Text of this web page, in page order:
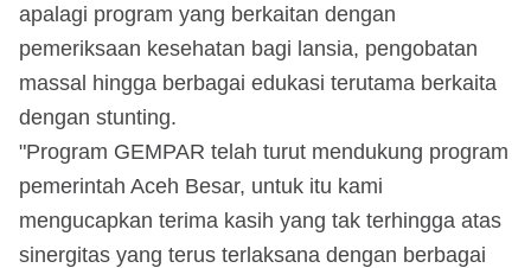
apalagi program yang berkaitan dengan
pemeriksaan kesehatan bagi lansia, pengobatan
massal hingga berbagai edukasi terutama berkaita
dengan stunting.
"Program GEMPAR telah turut mendukung program
pemerintah Aceh Besar, untuk itu kami
mengucapkan terima kasih yang tak terhingga atas
sinergitas yang terus terlaksana dengan berbagai